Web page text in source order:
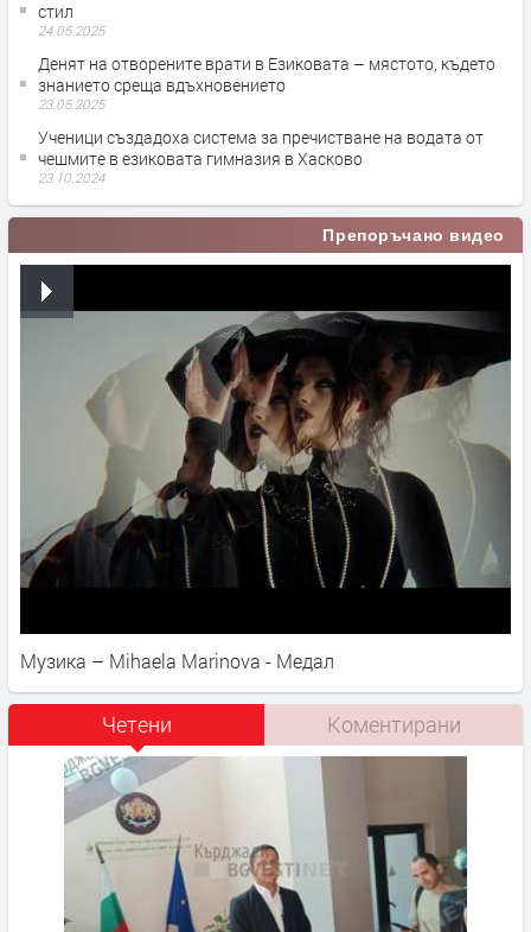
стил
24.05.2025
Денят на отворените врати в Езиковата – мястото, където
знанието среща вдъхновението
23.05.2025
Ученици създадоха система за пречистване на водата от
чешмите в езиковата гимназия в Хасково
23.10.2024
Препоръчано видео
Музика – Mihaela Marinova - Медал
Четени Коментирани